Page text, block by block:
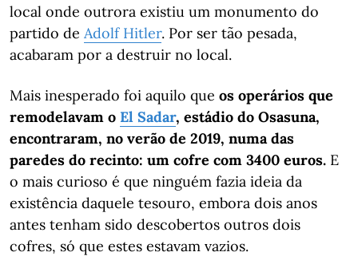
local onde outrora existiu um monumento do
partido de Adolf Hitler. Por ser tão pesada,
acabaram por a destruir no local.
Mais inesperado foi aquilo que os operários que
remodelavam o El Sadar, estádio do Osasuna,
encontraram, no verão de 2019, numa das
paredes do recinto: um cofre com 3400 euros. E
o mais curioso é que ninguém fazia ideia da
existência daquele tesouro, embora dois anos
antes tenham sido descobertos outros dois
cofres, só que estes estavam vazios.